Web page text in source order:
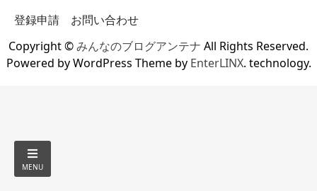
登録申請
お問い合わせ
Copyright ©みんなのブログアンテナ All Rights Reserved.
Powered by WordPress Theme by EnterLINX. technology.
MENU